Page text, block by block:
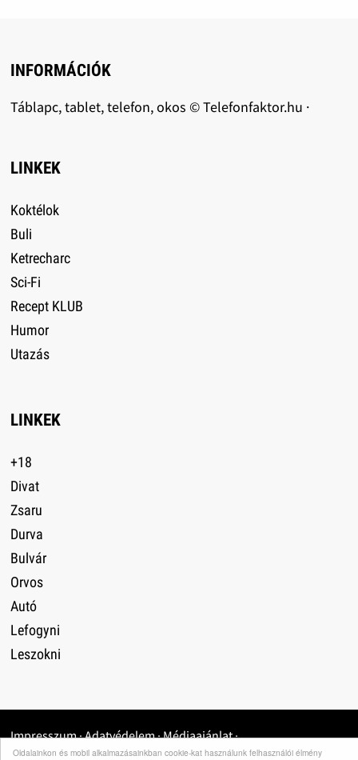
Oldalainkon és mobil alkalmazásainkban cookie-kat használunk felhasználói élmény
INFORMÁCIÓK
Táblapc, tablet, telefon, okos © Telefonfaktor.hu ·
LINKEK
Koktélok
Buli
Ketrecharc
Sci-Fi
Recept KLUB
Humor
Utazás
LINKEK
+18
Divat
Zsaru
Durva
Bulvár
Orvos
Autó
Lefogyni
Leszokni
Impresszum·Adatvédelem·Médiaajánlat·